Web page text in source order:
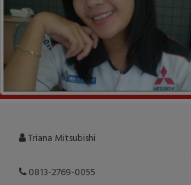
Triana Mitsubishi
0813-2769-0055